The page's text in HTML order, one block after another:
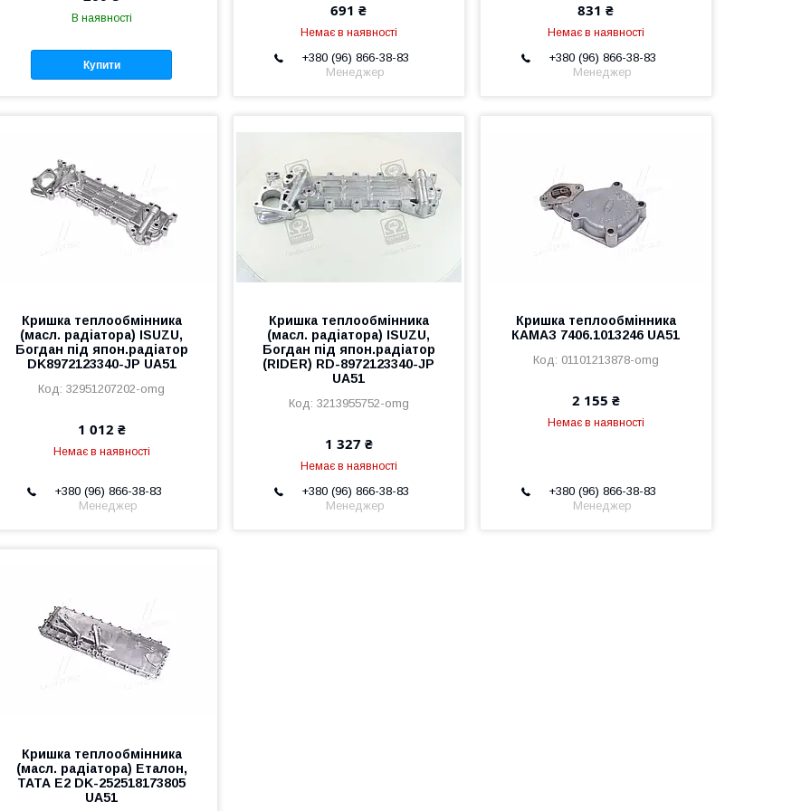
В наявності
Купити
691 ₴
Немає в наявності
+380 (96) 866-38-83
Менеджер
831 ₴
Немає в наявності
+380 (96) 866-38-83
Менеджер
Кришка теплообмінника
(масл. радіатора) ISUZU,
Богдан під япон.радіатор
DK8972123340-JP UA51
32951207202-omg
1 012 ₴
Немає в наявності
+380 (96) 866-38-83
Менеджер
Кришка теплообмінника
(масл. радіатора) ISUZU,
Богдан під япон.радіатор
(RIDER) RD-8972123340-JP
UA51
3213955752-omg
1 327 ₴
Немає в наявності
+380 (96) 866-38-83
Менеджер
Кришка теплообмінника
КАМАЗ 7406.1013246 UA51
01101213878-omg
2 155 ₴
Немає в наявності
+380 (96) 866-38-83
Менеджер
Кришка теплообмінника
(масл. радіатора) Еталон,
ТАТА Е2 DK-252518173805
UA51